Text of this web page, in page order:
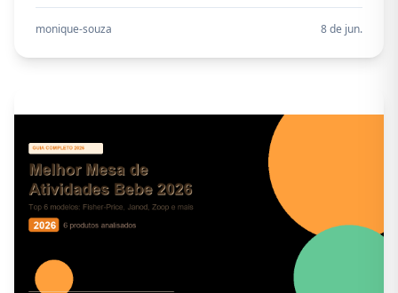
etária e preço.
monique-souza 8 de jun.